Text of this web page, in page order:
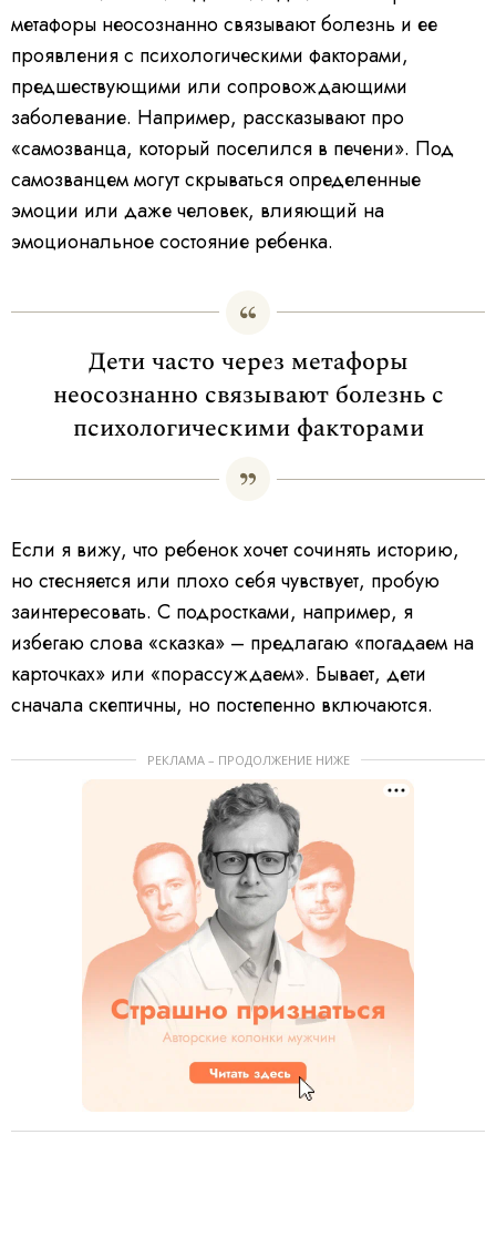
метафоры неосознанно связывают болезнь и ее
проявления с психологическими факторами,
предшествующими или сопровождающими
заболевание. Например, рассказывают про
«самозванца, который поселился в печени». Под
самозванцем могут скрываться определенные
эмоции или даже человек, влияющий на
эмоциональное состояние ребенка.
Дети часто через метафоры
неосознанно связывают болезнь с
психологическими факторами
Если я вижу, что ребенок хочет сочинять историю,
но стесняется или плохо себя чувствует, пробую
заинтересовать. С подростками, например, я
избегаю слова «сказка» – предлагаю «погадаем на
карточках» или «порассуждаем». Бывает, дети
сначала скептичны, но постепенно включаются.
РЕКЛАМА – ПРОДОЛЖЕНИЕ НИЖЕ